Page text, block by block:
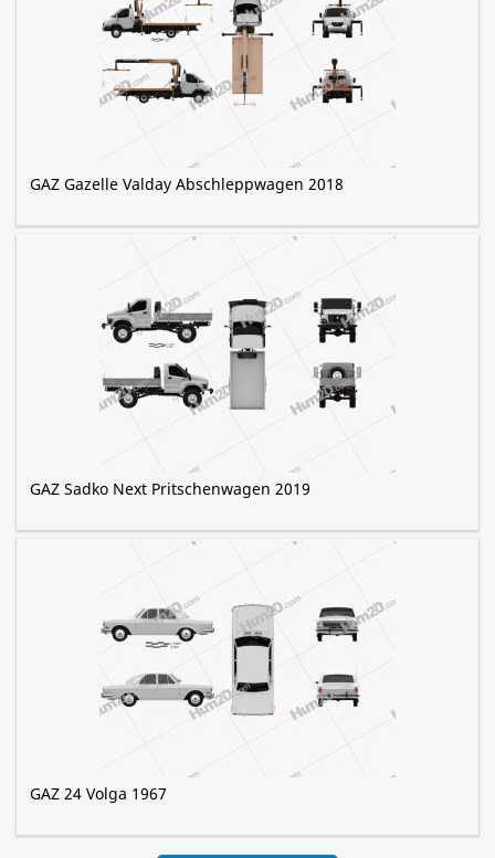
GAZ Gazelle Valday Abschleppwagen 2018
GAZ Sadko Next Pritschenwagen 2019
GAZ 24 Volga 1967